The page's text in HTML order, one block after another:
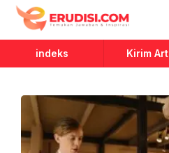
Erudisi
Temukan Jawaban dan
indeks Kirim